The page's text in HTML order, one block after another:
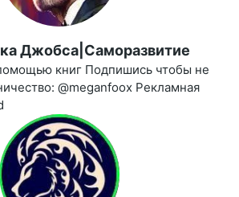
Джобса|Саморазвитие
книг Подпишись чтобы не
@meganfoox Рекламная